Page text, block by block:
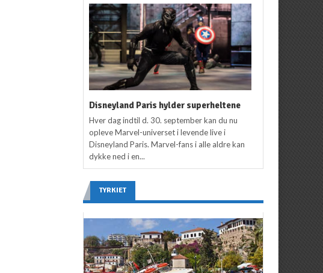
Disneyland Paris hylder superheltene
Hver dag indtil d. 30. september kan du nu
opleve Marvel-universet i levende live i
Disneyland Paris. Marvel-fans i alle aldre kan
dykke ned i en...
TYRKIET